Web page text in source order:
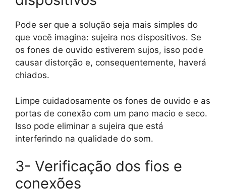
Pode ser que a solução seja mais simples do
que você imagina: sujeira nos dispositivos. Se
os fones de ouvido estiverem sujos, isso pode
causar distorção e, consequentemente, haverá
chiados.
Limpe cuidadosamente os fones de ouvido e as
portas de conexão com um pano macio e seco.
Isso pode eliminar a sujeira que está
interferindo na qualidade do som.
3- Verificação dos fios e
conexões